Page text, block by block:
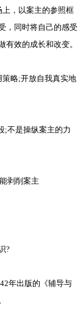
，以案主的参照框
，同时将自己的感受
有效的成长和改变。
略;开放自我真实地
不是操纵案主的力
剥削案主
?
年出版的《辅导与